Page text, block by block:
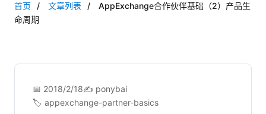
首页 / 文章列表 /
AppExchange合作伙伴基础（2）产品生
命周期
📅 2018/2/18✍️ ponybai
🏷️ appexchange-partner-basics